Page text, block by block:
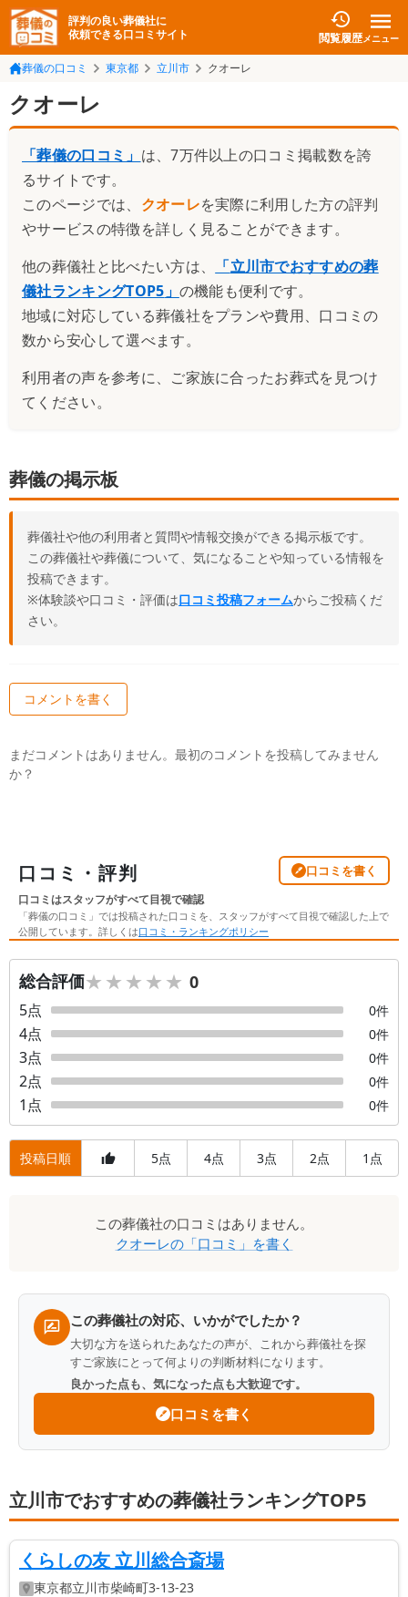
評判の良い葬儀社に
依頼できる口コミサイト
閲覧履歴メニュー
葬儀の口コミ 東京都 立川市 クオーレ
クオーレ
「葬儀の口コミ」 は、7万件以上の口コミ掲載数を誇
るサイトです。
このページでは、 クオーレを実際に利用した方の評判
やサービスの特徴を詳しく見ることができます。
他の葬儀社と比べたい方は、
「立川市でおすすめの葬
儀社ランキングTOP5 」 の機能も便利です。
地域に対応している葬儀社をプランや費用、口コミの
数から安心して選べます。
利用者の声を参考に、ご家族に合ったお葬式を見つけ
てください。
葬儀の掲示板
葬儀社や他の利用者と質問や情報交換ができる掲示板です。
この葬儀社や葬儀について、気になることや知っている情報を
投稿できます。
※体験談や口コミ・評価は口コミ投稿フォームからご投稿くだ
さい。
コメントを書く
まだコメントはありません。最初のコメントを投稿してみません
か？
口コミ・評判 口コミを書く
口コミはスタッフがすべて目視で確認
「葬儀の口コミ」では投稿された口コミを、スタッフがすべて目視で確認した上で
公開しています。詳しくは口コミ・ランキングポリシー
総合評価★★★★★
★★★★★ 0
5点 0件
4点 0件
3点 0件
2点 0件
1 点 0件
投稿日順 5点 4点 3点 2点 1 点
この葬儀社の口コミはありません。
クオーレの「口コミ」を書く
この葬儀社の対応、いかがでしたか？
大切な方を送られたあなたの声が、これから葬儀社を探
すご家族にとって何よりの判断材料になります。
良かった点も、気になった点も大歓迎です。
口コミを書く
立川市でおすすめの葬儀社ランキングTOP5
くらしの友 立川総合斎場
東京都立川市柴崎町3-13-23